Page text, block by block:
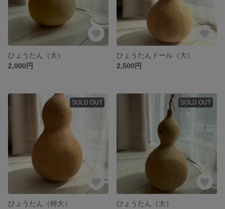
ひょうたん（大）
2,000円
ひょうたんドール（大）
2,500円
SOLD OUT
ひょうたん（特大）
SOLD OUT
ひょうたん（大）